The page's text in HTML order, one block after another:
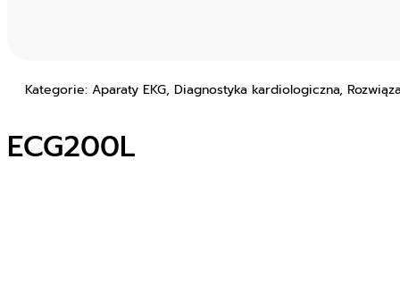
Kategorie: Aparaty EKG, Diagnostyka kardiologiczna,
ECG200L